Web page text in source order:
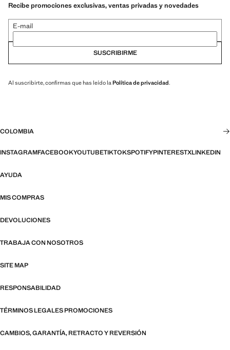
Recibe promociones exclusivas, ventas privadas y novedades
E-mail
SUSCRIBIRME
Al suscribirte, confirmas que has leído la Política de privacidad.
COLOMBIA
INSTAGRAMFACEBOOKYOUTUBETIKTOKSPOTIFYPINTERESTXLINKEDIN
AYUDA
MIS COMPRAS
DEVOLUCIONES
TRABAJA CON NOSOTROS
SITE MAP
RESPONSABILIDAD
TÉRMINOS LEGALES PROMOCIONES
CAMBIOS, GARANTÍA, RETRACTO Y REVERSIÓN